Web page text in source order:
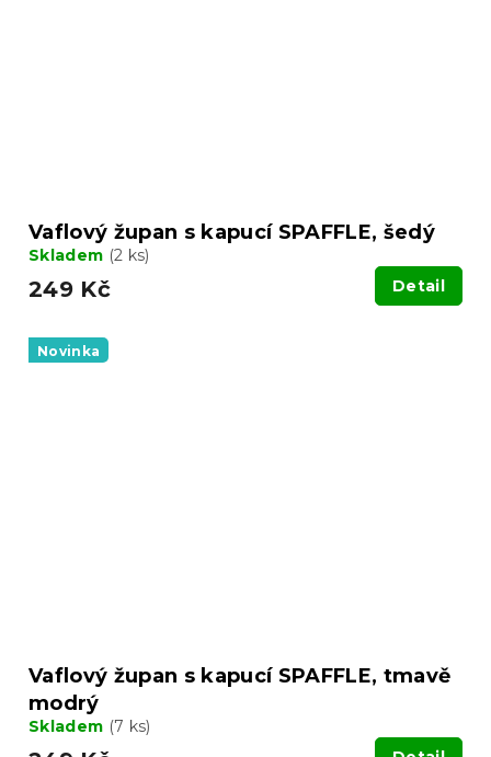
Vaflový župan s kapucí SPAFFLE, šedý
Skladem (2 ks)
249 Kč Detail
Novinka
Vaflový župan s kapucí SPAFFLE, tmavě
modrý
Skladem (7 ks)